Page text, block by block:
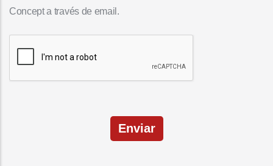
Concept a través de email.
Enviar